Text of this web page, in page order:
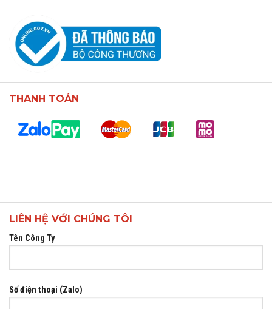
THANH TOÁN
LIÊN HỆ VỚI CHÚNG TÔI
Tên Công Ty
Số điện thoại (Zalo)